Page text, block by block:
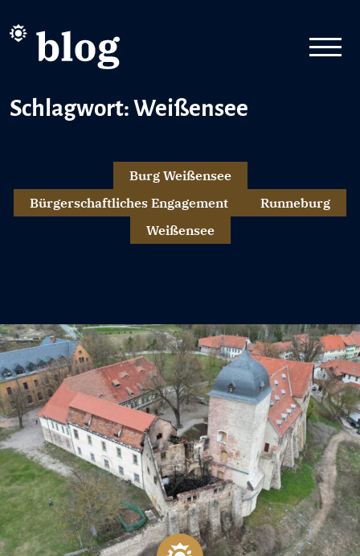
Schlagwort: Weißensee
Burg Weißensee
Bürgerschaftliches Engagement
Runneburg
Weißensee